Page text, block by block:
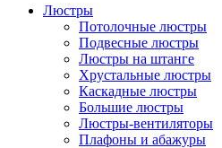
Люстры
Потолочные люстры
Подвесные люстры
Люстры на штанге
Хрустальные люстры
Каскадные люстры
Большие люстры
Люстры-вентиляторы
Плафоны и абажуры